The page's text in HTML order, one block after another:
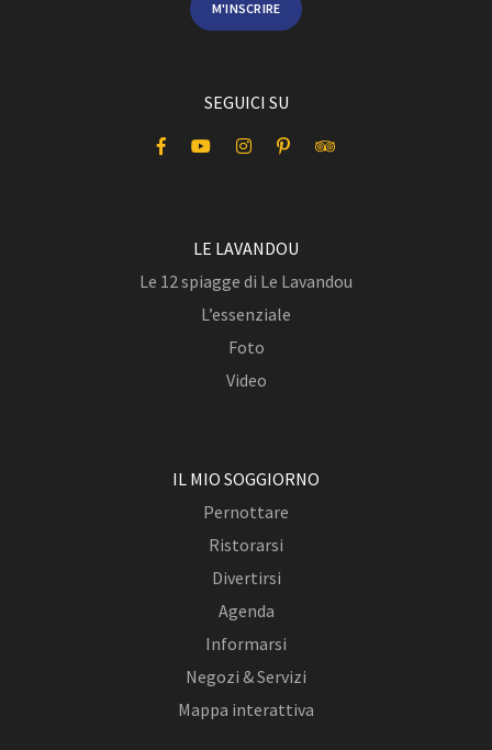
M'INSCRIRE
SEGUICI SU
LE LAVANDOU
Le 12 spiagge di Le Lavandou
L’essenziale
Foto
Video
IL MIO SOGGIORNO
Pernottare
Ristorarsi
Divertirsi
Agenda
Informarsi
Negozi & Servizi
Mappa interattiva